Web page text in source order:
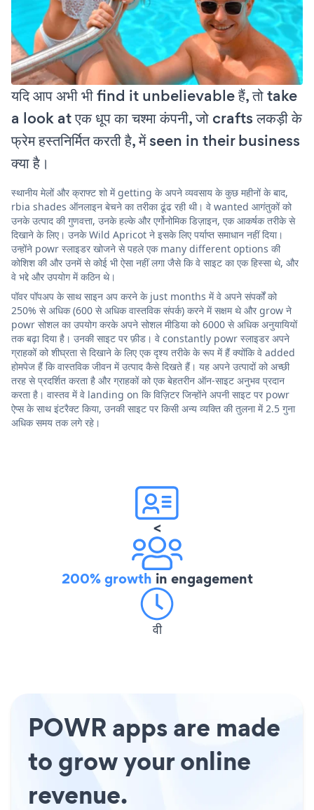
यदि आप अभी भी find it unbelievable हैं, तो take
a look at एक धूप का चश्मा कंपनी, जो crafts लकड़ी के
फ्रेम हस्तनिर्मित करती है, में seen in their business
क्या है।
स्थानीय मेलों और क्राफ्ट शो में getting के अपने व्यवसाय के कुछ महीनों के बाद,
rbia shades ऑनलाइन बेचने का तरीका ढूंढ रही थी। वे wanted आगंतुकों को
उनके उत्पाद की गुणवत्ता, उनके हल्के और एर्गोनोमिक डिज़ाइन, एक आकर्षक तरीके से
दिखाने के लिए। उनके Wild Apricot ने इसके लिए पर्याप्त समाधान नहीं दिया।
उन्होंने powr स्लाइडर खोजने से पहले एक many different options की
कोशिश की और उनमें से कोई भी ऐसा नहीं लगा जैसे कि वे साइट का एक हिस्सा थे, और
वे भद्दे और उपयोग में कठिन थे।
पॉवर पॉपअप के साथ साइन अप करने के just months में वे अपने संपर्कों को
250% से अधिक (600 से अधिक वास्तविक संपर्क) करने में सक्षम थे और grow ने
powr सोशल का उपयोग करके अपने सोशल मीडिया को 6000 से अधिक अनुयायियों
तक बढ़ा दिया है। उनकी साइट पर फ़ीड। वे constantly powr स्लाइडर अपने
ग्राहकों को शीघ्रता से दिखाने के लिए एक दृश्य तरीके के रूप में हैं क्योंकि वे added
होमपेज हैं कि वास्तविक जीवन में उत्पाद कैसे दिखते हैं। यह अपने उत्पादों को अच्छी
तरह से प्रदर्शित करता है और ग्राहकों को एक बेहतरीन ऑन-साइट अनुभव प्रदान
करता है। वास्तव में वे landing on कि विज़िटर जिन्होंने अपनी साइट पर powr
ऐप्स के साथ इंटरैक्ट किया, उनकी साइट पर किसी अन्य व्यक्ति की तुलना में 2.5 गुना
अधिक समय तक लगे रहे।
<
200% growth in engagement
वी
POWR apps are made
to grow your online
revenue.